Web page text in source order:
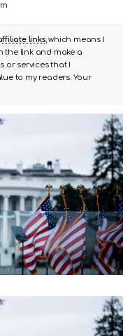
links, which means I
the link and make a
or services that I
to my readers. Your